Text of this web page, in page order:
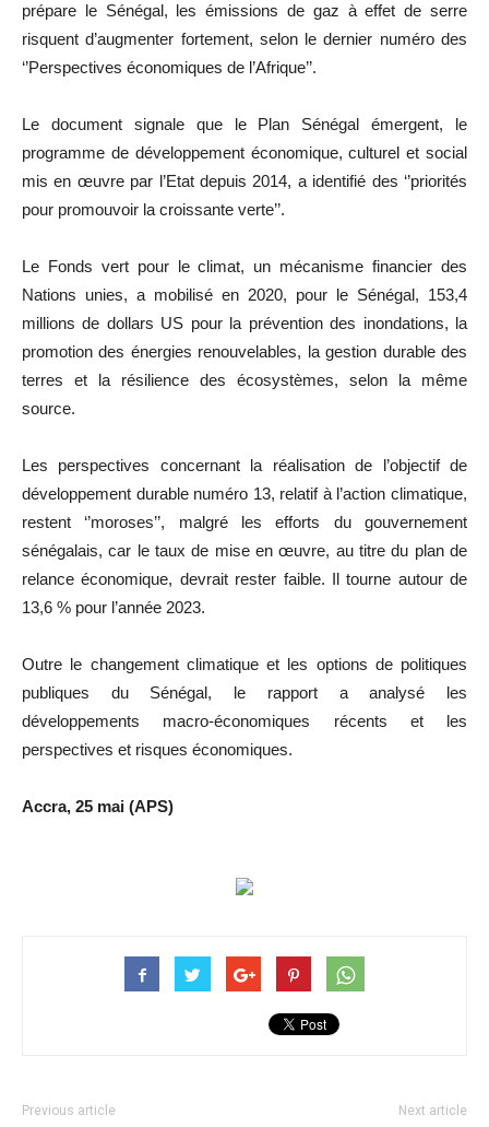
prépare le Sénégal, les émissions de gaz à effet de serre
risquent d’augmenter fortement, selon le dernier numéro des
‘’Perspectives économiques de l’Afrique’’.
Le document signale que le Plan Sénégal émergent, le
programme de développement économique, culturel et social
mis en œuvre par l’Etat depuis 2014, a identifié des ‘’priorités
pour promouvoir la croissante verte’’.
Le Fonds vert pour le climat, un mécanisme financier des
Nations unies, a mobilisé en 2020, pour le Sénégal, 153,4
millions de dollars US pour la prévention des inondations, la
promotion des énergies renouvelables, la gestion durable des
terres et la résilience des écosystèmes, selon la même
source.
Les perspectives concernant la réalisation de l’objectif de
développement durable numéro 13, relatif à l’action climatique,
restent ‘’moroses’’, malgré les efforts du gouvernement
sénégalais, car le taux de mise en œuvre, au titre du plan de
relance économique, devrait rester faible. Il tourne autour de
13,6 % pour l’année 2023.
Outre le changement climatique et les options de politiques
publiques du Sénégal, le rapport a analysé les
développements macro-économiques récents et les
perspectives et risques économiques.
Accra, 25 mai (APS)
Previous article Next article